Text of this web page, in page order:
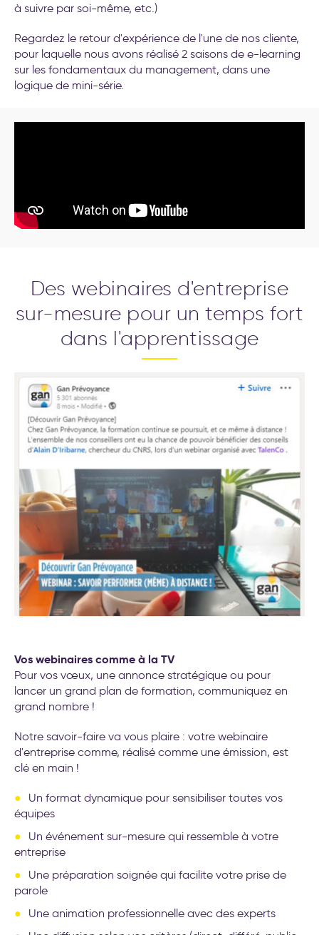
à suivre par soi-même, etc.)
Regardez le retour d'expérience de l'une de nos cliente,
pour laquelle nous avons réalisé 2 saisons de e-learning
sur les fondamentaux du management, dans une
logique de mini-série.
Des webinaires d'entreprise
sur-mesure pour un temps fort
dans l'apprentissage
Vos webinaires comme à la TV
Pour vos vœux, une annonce stratégique ou pour
lancer un grand plan de formation, communiquez en
grand nombre !
Notre savoir-faire va vous plaire : votre webinaire
d'entreprise comme, réalisé comme une émission, est
clé en main !
Un format dynamique pour sensibiliser toutes vos
équipes
Un événement sur-mesure qui ressemble à votre
entreprise
Une préparation soignée qui facilite votre prise de
parole
Une animation professionnelle avec des experts